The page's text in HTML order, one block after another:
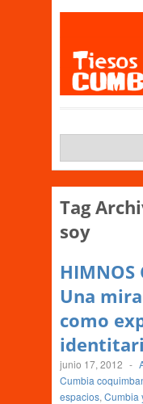
Tag
soy
HIMNOS
Una
como
junio 17, 2012 -
Cumbia
espacios, Cumbia